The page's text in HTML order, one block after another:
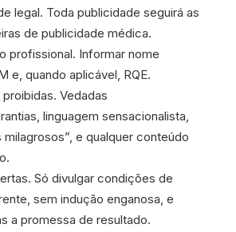
legal. Toda publicidade seguirá as
de publicidade médica.
profissional. Informar nome
e, quando aplicável, RQE.
Vedadas
linguagem sensacionalista,
milagrosos”, e qualquer conteúdo
Só divulgar condições de
sem indução enganosa, e
a promessa de resultado.